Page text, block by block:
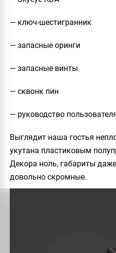
— ключ-шестигранник
— запасные оринги
— запасные винты
— сквонк пин
— руководство
Выглядит наша гостья
укутана пластиковым
Декора ноль, габариты
довольно скромные.